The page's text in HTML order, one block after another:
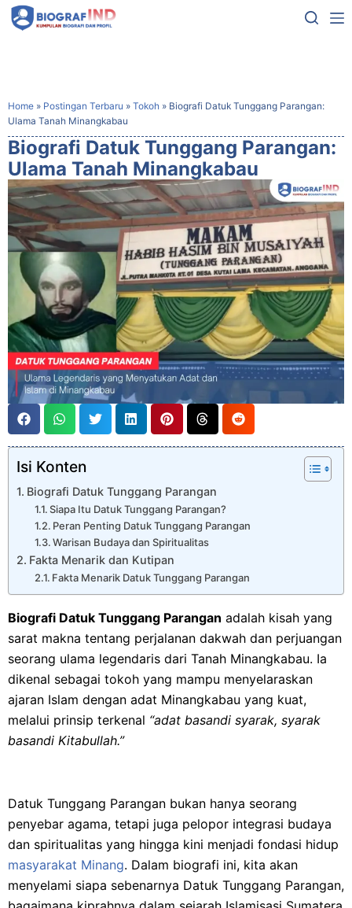
Home » Postingan Terbaru » Tokoh » Biografi Datuk Tunggang Parangan:
Ulama Tanah Minangkabau
Biografi Datuk Tunggang Parangan:
Ulama Tanah Minangkabau
Isi Konten
Biografi Datuk Tunggang Parangan
Siapa Itu Datuk Tunggang Parangan?
Peran Penting Datuk Tunggang Parangan
Warisan Budaya dan Spiritualitas
Fakta Menarik dan Kutipan
Fakta Menarik Datuk Tunggang Parangan
Biografi Datuk Tunggang Parangan adalah kisah yang
sarat makna tentang perjalanan dakwah dan perjuangan
seorang ulama legendaris dari Tanah Minangkabau. Ia
dikenal sebagai tokoh yang mampu menyelaraskan
ajaran Islam dengan adat Minangkabau yang kuat,
melalui prinsip terkenal “adat basandi syarak, syarak
basandi Kitabullah.”
Datuk Tunggang Parangan bukan hanya seorang
penyebar agama, tetapi juga pelopor integrasi budaya
dan spiritualitas yang hingga kini menjadi fondasi hidup
masyarakat Minang. Dalam biografi ini, kita akan
menyelami siapa sebenarnya Datuk Tunggang Parangan,